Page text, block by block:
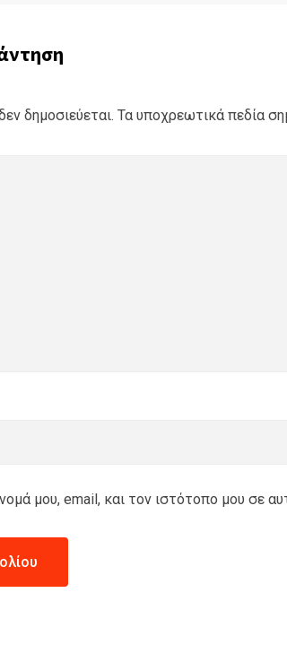
δημοσιεύεται. Τα υποχρεωτικά πεδία
μου, email, και τον ιστότοπο μου σε